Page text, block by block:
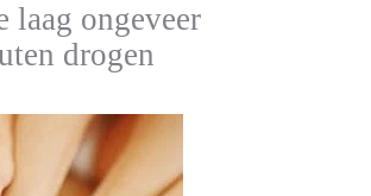
laag ongeveer
drogen